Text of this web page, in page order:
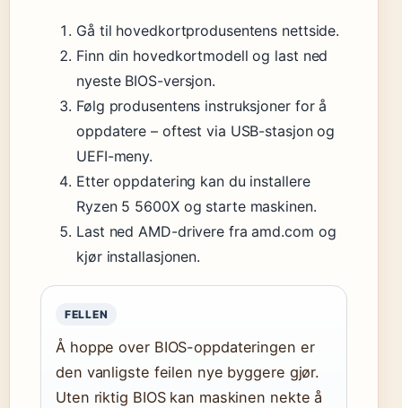
Gå til hovedkortprodusentens nettside.
Finn din hovedkortmodell og last ned
nyeste BIOS-versjon.
Følg produsentens instruksjoner for å
oppdatere – oftest via USB-stasjon og
UEFI-meny.
Etter oppdatering kan du installere
Ryzen 5 5600X og starte maskinen.
Last ned AMD-drivere fra amd.com og
kjør installasjonen.
FELLEN
Å hoppe over BIOS-oppdateringen er
den vanligste feilen nye byggere gjør.
Uten riktig BIOS kan maskinen nekte å